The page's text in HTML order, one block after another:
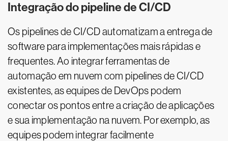
Integração do pipeline de CI/CD
Os pipelines de CI/CD automatizam a entrega de
software para implementações mais rápidas e
frequentes. Ao integrar ferramentas de
automação em nuvem com pipelines de CI/CD
existentes, as equipes de DevOps podem
conectar os pontos entre a criação de aplicações
e sua implementação na nuvem. Por exemplo, as
equipes podem integrar facilmente